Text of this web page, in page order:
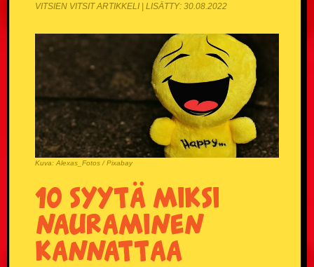
Eläinvitsit
Härskit vitsit
Hölmöläisvitsit
Insinöörivitsit
Japanilaisvitsit
VITSIEN VITSIT ARTIKKELI | LISÄTTY: 30.08.2022
Kuva: Alexas_Fotos / Pixabay
10 syytä miksi
nauraminen
kannattaa